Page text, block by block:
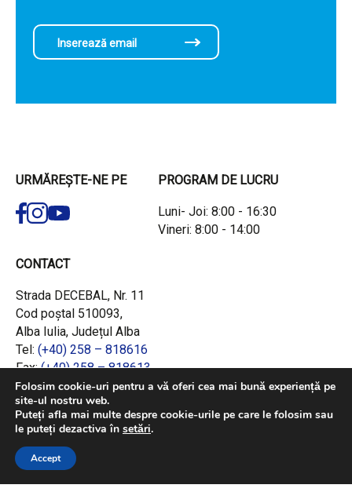
URMĂREȘTE-NE PE PROGRAM DE LUCRU
Luni- Joi: 8:00 - 16:30
Vineri: 8:00 - 14:00
CONTACT
Strada DECEBAL, Nr. 11
Cod poștal 510093,
Alba Iulia, Județul Alba
Tel: (+40) 258 – 818616
Fax:(+40) 258 – 818613
Email:office@adrcentru.ro
LINK-URI RAPIDE
Consiliul European
Jurnalul Oficial al Uniunii Europene
Folosim cookie-uri pentru a vă oferi cea mai bună experiență pe
site-ul nostru web.
Puteți afla mai multe despre cookie-urile pe care le folosim sau
le puteți dezactiva în setări.
Accept